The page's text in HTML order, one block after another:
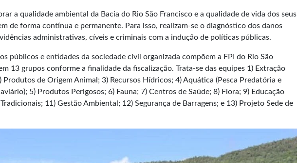
a qualidade ambiental da Bacia do Rio São Francisco e a qualidade de vida dos seus
de forma contínua e permanente. Para isso, realizam-se o diagnóstico dos danos
administrativas, cíveis e criminais com a indução de políticas públicas.
públicos e entidades da sociedade civil organizada compõem a FPI do Rio São
13 grupos conforme a finalidade da fiscalização. Trata-se das equipes 1) Extração
Produtos de Origem Animal; 3) Recursos Hídricos; 4) Aquática (Pesca Predatória e
5) Produtos Perigosos; 6) Fauna; 7) Centros de Saúde; 8) Flora; 9) Educação
11) Gestão Ambiental; 12) Segurança de Barragens; e 13) Projeto Sede de